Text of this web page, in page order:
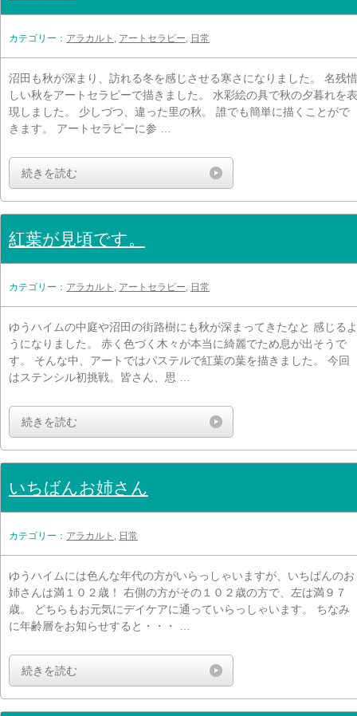
カテゴリー： アラカルト , アートセラピー, 日常
沼田も秋が深まり、訪れる冬を感じさせる寒さになりました。 名残惜
しい秋をアートセラピーで描きました。 水彩絵の具で秋の夕暮れを表
現しました。 少しづつ、違った里の秋。 誰でも簡単に描くことがで
きます。 アートセラピーに参 …
続きを読む
紅葉が見頃です。
カテゴリー： アラカルト , アートセラピー, 日常
ゆうハイムの中庭や沼田の街路樹にも秋が深まってきたなと 感じるよ
うになりました。 赤く色づく木々が本当に綺麗でため息が出そうで
す。 そんな中、アートではパステルで紅葉の葉を描きました。 今回
はステンシル初挑戦。皆さん、思 …
続きを読む
いちばんお姉さん
カテゴリー： アラカルト , 日常
ゆうハイムには色んな年代の方がいらっしゃいますが、いちばんのお
姉さんは満１０２歳！ 右側の方がその１０２歳の方で、左は満９７
歳。 どちらもお元気にデイケアに通っていらっしゃいます。 ちなみ
に年齢層をお知らせすると・・・ …
続きを読む